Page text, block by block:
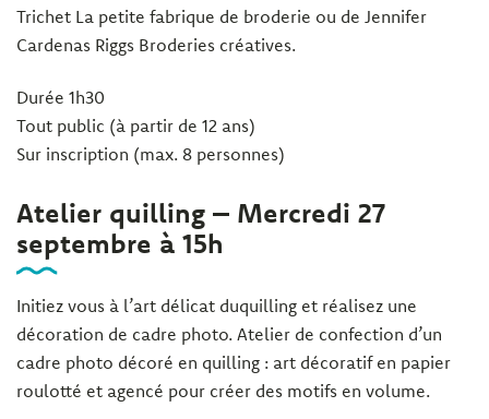
Trichet La petite fabrique de broderie ou de Jennifer
Cardenas Riggs Broderies créatives.
Durée 1h30
Tout public (à partir de 12 ans)
Sur inscription (max. 8 personnes)
Atelier quilling – Mercredi 27
septembre à 15h
Initiez vous à l’art délicat duquilling et réalisez une
décoration de cadre photo. Atelier de confection d’un
cadre photo décoré en quilling : art décoratif en papier
roulotté et agencé pour créer des motifs en volume.